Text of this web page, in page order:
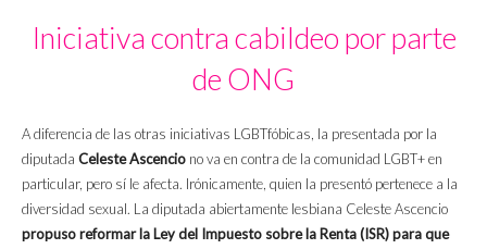
Iniciativa contra cabildeo por parte
de ONG
A diferencia de las otras iniciativas LGBTfóbicas, la presentada por la
diputada Celeste Ascencio no va en contra de la comunidad LGBT+ en
particular, pero sí le afecta. Irónicamente, quien la presentó pertenece a la
diversidad sexual. La diputada abiertamente lesbiana Celeste Ascencio
propuso reformar la Ley del Impuesto sobre la Renta (ISR) para que